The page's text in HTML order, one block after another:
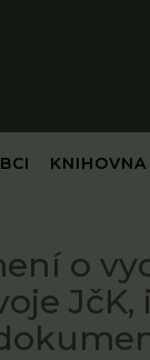
KNIHOVNA
o